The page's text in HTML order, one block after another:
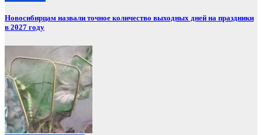
Новосибирцам назвали точное количество выходных дней на праздники
в 2027 году